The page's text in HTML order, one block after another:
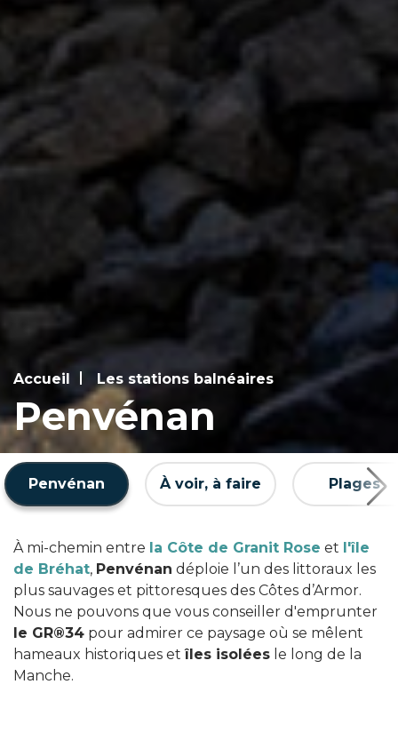
Accueil Les stations balnéaires
Penvénan
Penvénan À voir, à faire Plages
À mi-chemin entre la Côte de Granit Rose et l'île
de Bréhat, Penvénan déploie l’un des littoraux les
plus sauvages et pittoresques des Côtes d’Armor.
Nous ne pouvons que vous conseiller d'emprunter
le GR®34 pour admirer ce paysage où se mêlent
hameaux historiques etîles isolées le long de la
Manche.